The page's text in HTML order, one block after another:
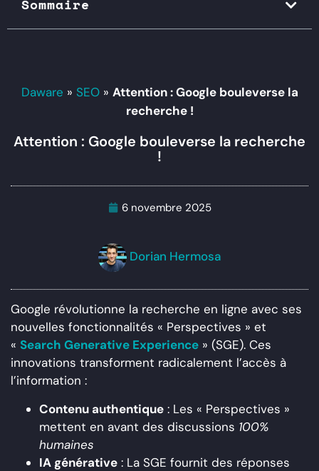
Daware » SEO» Attention : Google bouleverse la
recherche !
Attention : Google bouleverse la recherche
!
6 novembre 2025
Dorian Hermosa
Google révolutionne la recherche en ligne avec ses
nouvelles fonctionnalités « Perspectives » et
« Search Generative Experience » (SGE). Ces
innovations transforment radicalement l’accès à
l’information :
Contenu authentique : Les « Perspectives »
mettent en avant des discussions 100%
humaines
IA générative : La SGE fournit des réponses
Sommaire